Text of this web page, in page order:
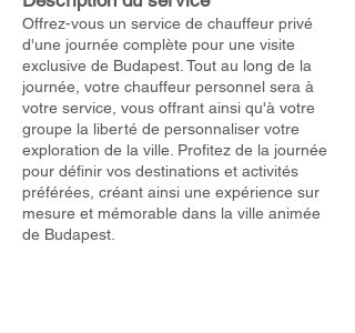
Offrez-vous un service de chauffeur privé
d'une journée complète pour une visite
exclusive de Budapest. Tout au long de la
journée, votre chauffeur personnel sera à
votre service, vous offrant ainsi qu'à votre
groupe la liberté de personnaliser votre
exploration de la ville. Profitez de la journée
pour définir vos destinations et activités
préférées, créant ainsi une expérience sur
mesure et mémorable dans la ville animée
de Budapest.